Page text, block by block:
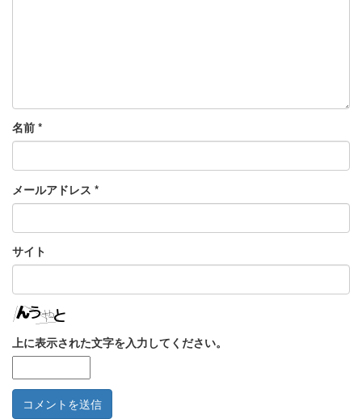
名前 *
メールアドレス *
サイト
上に表示された文字を入力してください。